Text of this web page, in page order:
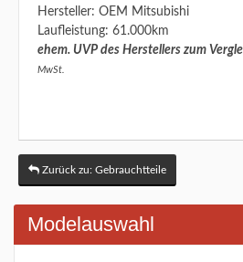
Hersteller: OEM Mitsubishi
Laufleistung: 61.000km
ehem. UVP des Herstellers zum
MwSt.
Zurück zu: Gebrauchtteile
Modelauswahl